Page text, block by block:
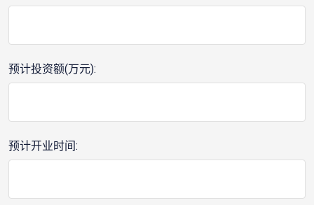
预计投资额(万元):
预计开业时间: